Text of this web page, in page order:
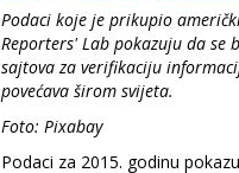
Podaci koje je prikupio
Reporters' Lab pokazuju da se
sajtova za verifikaciju
povećava širom svijeta.
Foto: Pixabay
Podaci za 2015. godinu